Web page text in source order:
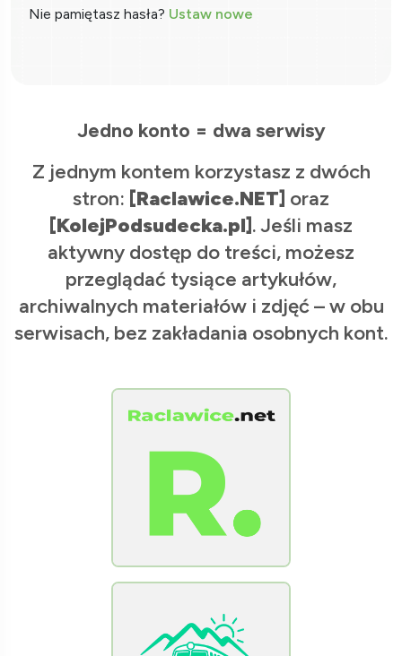
Nie pamiętasz hasła? Ustaw nowe
Jedno konto = dwa serwisy
Z jednym kontem korzystasz z dwóch
stron: [Raclawice.NET] oraz
[KolejPodsudecka.pl]. Jeśli masz
aktywny dostęp do treści, możesz
przeglądać tysiące artykułów,
archiwalnych materiałów i zdjęć – w obu
serwisach, bez zakładania osobnych kont.